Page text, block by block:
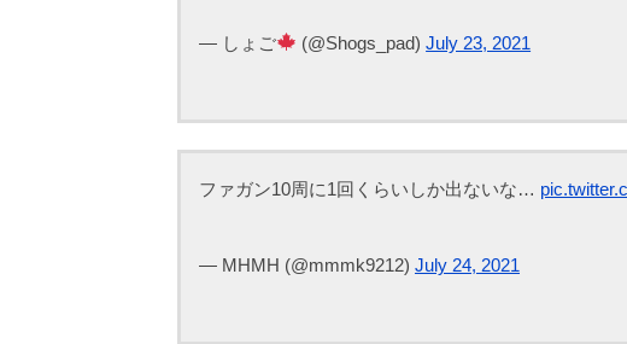
— しょご (@Shogs_pad)July 23, 2021
ファガン10周に1回くらいしか出ないな…
— MHMH (@mmmk9212) July 24, 2021